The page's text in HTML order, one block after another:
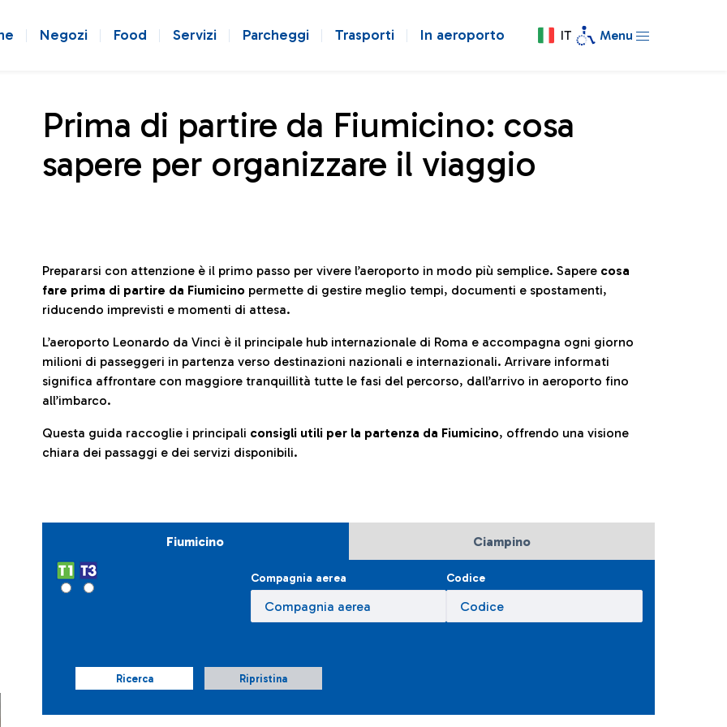
Negozi Food Servizi Parcheggi Trasporti In aeroporto IT Menu
Prima di partire da Fiumicino: cosa
sapere per organizzare il viaggio
Prepararsi con attenzione è il primo passo per vivere l’aeroporto in modo più semplice. Sapere cosa
fare prima di partire da Fiumicino permette di gestire meglio tempi, documenti e spostamenti,
riducendo imprevisti e momenti di attesa.
L’aeroporto Leonardo da Vinci è il principale hub internazionale di Roma e accompagna ogni giorno
milioni di passeggeri in partenza verso destinazioni nazionali e internazionali. Arrivare informati
significa affrontare con maggiore tranquillità tutte le fasi del percorso, dall’arrivo in aeroporto fino
all’imbarco.
Questa guida raccoglie i principali consigli utili per la partenza da Fiumicino, offrendo una visione
chiara dei passaggi e dei servizi disponibili.
Fiumicino Ciampino
Compagnia aerea Codice
Ricerca Ripristina